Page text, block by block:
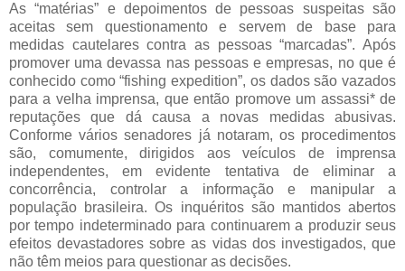
As “matérias” e depoimentos de pessoas suspeitas são
aceitas sem questionamento e servem de base para
medidas cautelares contra as pessoas “marcadas”. Após
promover uma devassa nas pessoas e empresas, no que é
conhecido como “fishing expedition”, os dados são vazados
para a velha imprensa, que então promove um assassi* de
reputações que dá causa a novas medidas abusivas.
Conforme vários senadores já notaram, os procedimentos
são, comumente, dirigidos aos veículos de imprensa
independentes, em evidente tentativa de eliminar a
concorrência, controlar a informação e manipular a
população brasileira. Os inquéritos são mantidos abertos
por tempo indeterminado para continuarem a produzir seus
efeitos devastadores sobre as vidas dos investigados, que
não têm meios para questionar as decisões.